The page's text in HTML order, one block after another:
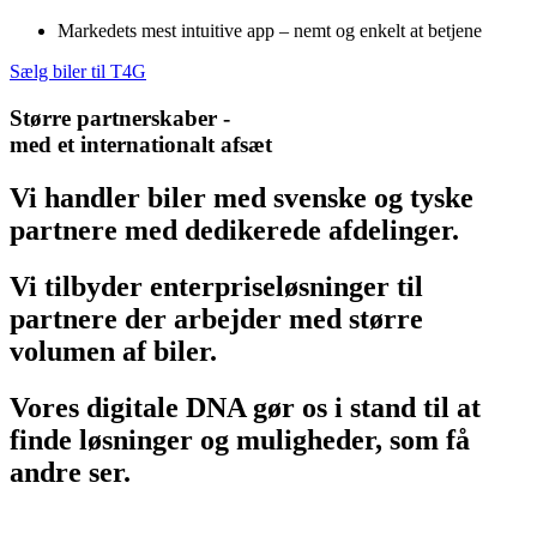
Markedets mest intuitive app – nemt og enkelt at betjene
Sælg biler til T4G
Større partnerskaber -
med et internationalt afsæt
Vi handler biler med svenske og tyske
partnere med dedikerede afdelinger.
Vi tilbyder enterpriseløsninger til
partnere der arbejder med større
volumen af biler.
Vores digitale DNA gør os i stand til at
finde løsninger og muligheder, som få
andre ser.